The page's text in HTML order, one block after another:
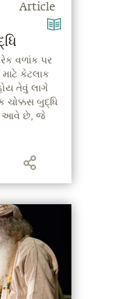
Article
વળાંક પર
માટે કેટલાક
તેવું લાગે
બુદ્ધિ
આવે છે, જે